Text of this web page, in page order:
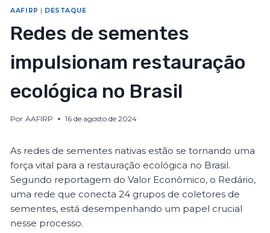
AAFIRP DESTAQUE
Redes de sementes
impulsionam restauração
ecológica no Brasil
Por AAFIRP 16 de agosto de 2024
As redes de sementes nativas estão se tornando uma
força vital para a restauração ecológica no Brasil.
Segundo reportagem do Valor Econômico, o Redário,
uma rede que conecta 24 grupos de coletores de
sementes, está desempenhando um papel crucial
nesse processo.